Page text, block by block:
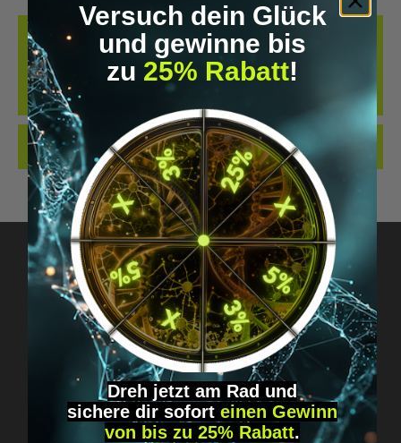
BESCHREIBUNG
DER DUSCHHELD AQUA PRO KOMBINIERT FEINSTE
VITAMIN‑C‑IONENTECHNOLOGIE MIT INTELLIGENTEM
FILTERSYSTEM – FÜR MEHR WASSERDRUCK,…
BEWERTUNGEN
Fragen? Schreib uns!
Diskret, direkt &
persönlich.
Versuch dein Glück
und gewinne bis
zu 25% Rabatt!
Dreh jetzt am Rad und
sichere dir sofort einen Gewinn
von bis zu 25% Rabatt.